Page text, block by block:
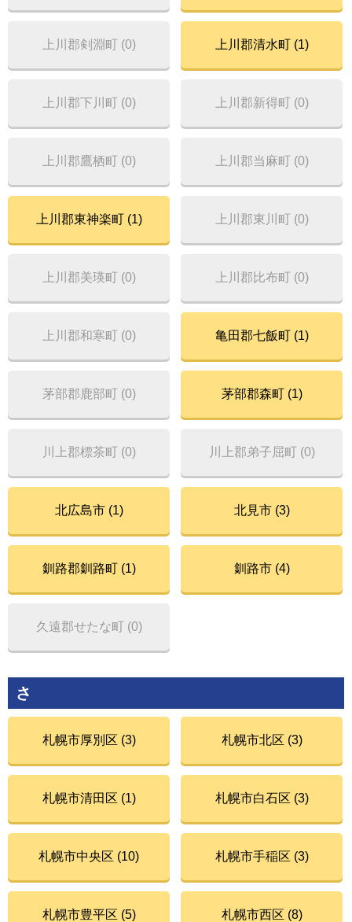
上川郡剣淵町 (0) 上川郡清水町 (1)
上川郡下川町 (0) 上川郡新得町 (0)
上川郡鷹栖町 (0) 上川郡当麻町 (0)
上川郡東神楽町 (1) 上川郡東川町 (0)
上川郡美瑛町 (0) 上川郡比布町 (0)
上川郡和寒町 (0) 亀田郡七飯町 (1)
茅部郡鹿部町 (0) 茅部郡森町 (1)
川上郡標茶町 (0) 川上郡弟子屈町 (0)
北広島市 (1) 北見市 (3)
釧路郡釧路町 (1) 釧路市 (4)
久遠郡せたな町 (0)
さ
札幌市厚別区 (3) 札幌市北区 (3)
札幌市清田区 (1) 札幌市白石区 (3)
札幌市中央区 (10) 札幌市手稲区 (3)
札幌市豊平区 (5) 札幌市西区 (8)